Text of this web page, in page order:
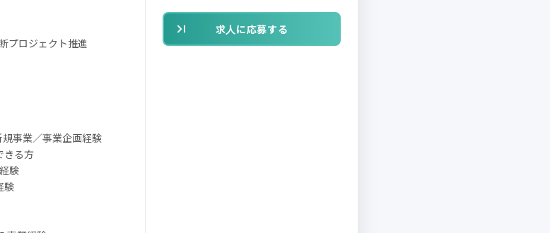
プロジェクト推進
事業／事業企画経験
きる方
験
験
求人に応募する